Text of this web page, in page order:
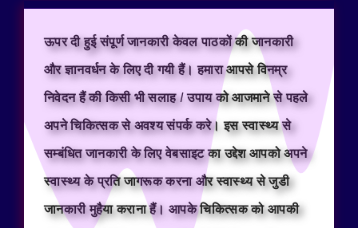
ऊपर दी हुई संपूर्ण जानकारी केवल पाठकों की जानकारी
और ज्ञानवर्धन के लिए दी गयी हैं। हमारा आपसे विनम्र
निवेदन हैं की किसी भी सलाह / उपाय को आजमाने से पहले
अपने चिकित्सक से अवश्य संपर्क करे। इस स्वास्थ्य से
सम्बंधित जानकारी के लिए वेबसाइट का उद्देश आपको अपने
स्वास्थ्य के प्रति जागरूक करना और स्वास्थ्य से जुडी
जानकारी मुहैया कराना हैं। आपके चिकित्सक को आपकी